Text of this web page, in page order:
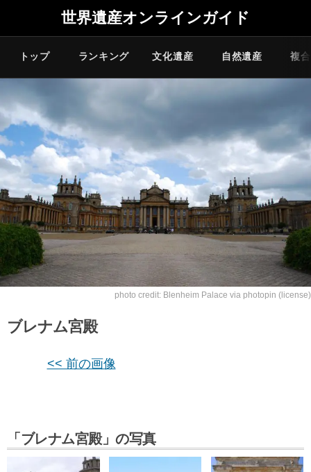
世界遺産オンラインガイド
トップ ランキング 文化遺産 自然遺産 複
photo credit: Blenheim Palace via photopin (license)
ブレナム宮殿
<< 前の画像
「ブレナム宮殿」の写真